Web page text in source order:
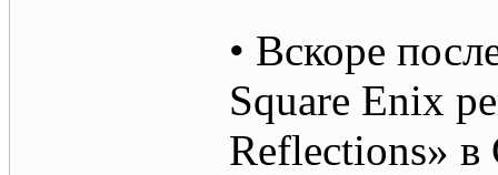
• Вскоре
Square Enix
Reflections»